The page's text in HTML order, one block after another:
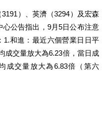
）、英濟（3294）及宏森
心公告指出，9月5日公布注意
1.和進：最近六個營業日日平
成交量放大為6.23倍，當日成
成交量放大為6.83倍（第六